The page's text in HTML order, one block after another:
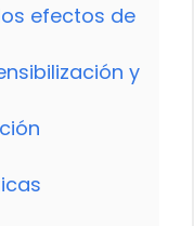
efectos de
y